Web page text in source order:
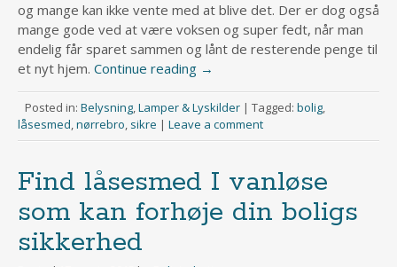
og mange kan ikke vente med at blive det. Der er dog også
mange gode ved at være voksen og super fedt, når man
endelig får sparet sammen og lånt de resterende penge til
et nyt hjem. Continue reading →
Posted in: Belysning,Lamper & Lyskilder | Tagged: bolig,
låsesmed,nørrebro, sikre | Leave a comment
Find låsesmed I vanløse
som kan forhøje din boligs
sikkerhed